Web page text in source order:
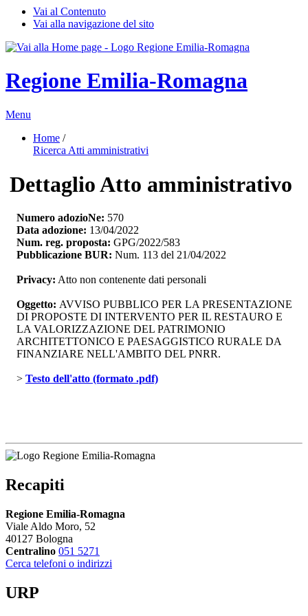
Vai al Contenuto
Vai alla navigazione del sito
Regione Emilia-Romagna
Menu
Home /
Ricerca Atti amministrativi
Dettaglio Atto amministrativo
Numero adozioNe: 570
Data adozione: 13/04/2022
Num. reg. proposta: GPG/2022/583
Pubblicazione BUR: Num. 113 del 21/04/2022
Privacy: Atto non contenente dati personali
Oggetto: AVVISO PUBBLICO PER LA PRESENTAZIONE
DI PROPOSTE DI INTERVENTO PER IL RESTAURO E
LA VALORIZZAZIONE DEL PATRIMONIO
ARCHITETTONICO E PAESAGGISTICO RURALE DA
FINANZIARE NELL'AMBITO DEL PNRR.
> Testo dell'atto (formato .pdf)
Recapiti
Regione Emilia-Romagna
Viale Aldo Moro, 52
40127 Bologna
Centralino 051 5271
Cerca telefoni o indirizzi
URP